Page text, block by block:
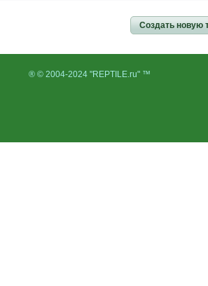
Создать новую
® © 2004-2024 "REPTILE.ru" ™